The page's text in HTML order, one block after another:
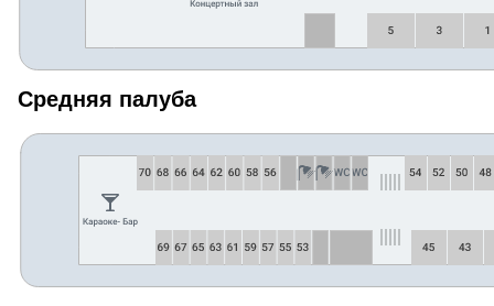
Средняя палуба